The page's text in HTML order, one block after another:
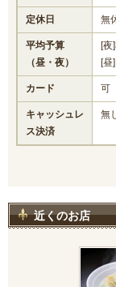
定休日 無
平均予算
（昼・夜）
[
[昼
カード 可
キャッシュレ
ス決済
無
近くのお店